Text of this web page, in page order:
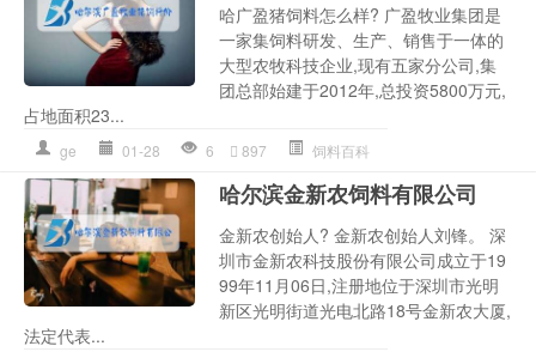
哈广盈猪饲料怎么样? 广盈牧业集团是
一家集饲料研发、生产、销售于一体的
大型农牧科技企业,现有五家分公司,集
团总部始建于2012年,总投资5800万元,
占地面积23...
ge 01-28 6 897 饲料百科
哈尔滨金新农饲料有限公司
金新农创始人? 金新农创始人刘锋。 深
圳市金新农科技股份有限公司成立于19
99年11月06日,注册地位于深圳市光明
新区光明街道光电北路18号金新农大厦,
法定代表...